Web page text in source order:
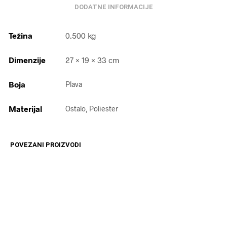
DODATNE INFORMACIJE
Težina 0.500 kg
Dimenzije 27 × 19 × 33 cm
Boja Plava
Materijal Ostalo, Poliester
POVEZANI PROIZVODI